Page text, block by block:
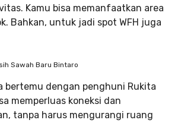
Kamu bisa memanfaatkan area
Bahkan, untuk jadi spot WFH juga
Sawah Baru Bintaro
bertemu dengan penghuni Rukita
memperluas koneksi dan
tanpa harus mengurangi ruang